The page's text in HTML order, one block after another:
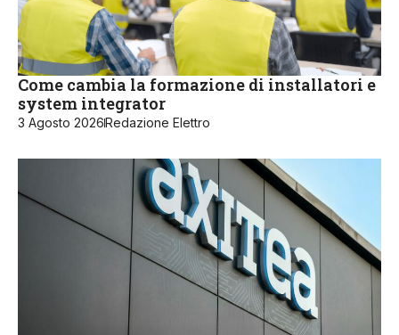
Come cambia la formazione di installatori e
system integrator
3 Agosto 2026Redazione Elettro